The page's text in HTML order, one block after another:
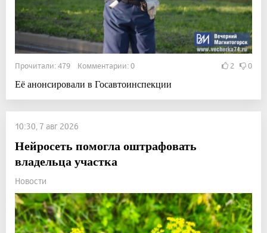
Прочитали: 479 Комментарии: 0 2 0
Её анонсировали в Госавтоинспекции
10:30, 7 авг 2026
Нейросеть помогла оштрафовать
владельца участка
Новости